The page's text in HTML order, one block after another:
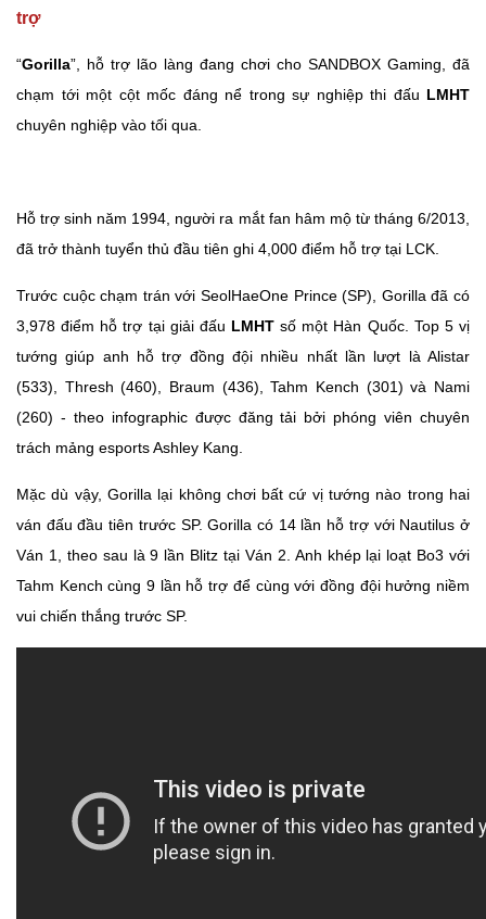
trợ
“Gorilla”, hỗ trợ lão làng đang chơi cho SANDBOX Gaming, đã
chạm tới một cột mốc đáng nể trong sự nghiệp thi đấu LMHT
chuyên nghiệp vào tối qua.
Hỗ trợ sinh năm 1994, người ra mắt fan hâm mộ từ tháng 6/2013,
đã trở thành tuyển thủ đầu tiên ghi 4,000 điểm hỗ trợ tại LCK.
Trước cuộc chạm trán với SeolHaeOne Prince (SP), Gorilla đã có
3,978 điểm hỗ trợ tại giải đấu LMHT số một Hàn Quốc. Top 5 vị
tướng giúp anh hỗ trợ đồng đội nhiều nhất lần lượt là Alistar
(533), Thresh (460), Braum (436), Tahm Kench (301) và Nami
(260) - theo infographic được đăng tải bởi phóng viên chuyên
trách mảng esports Ashley Kang.
Mặc dù vậy, Gorilla lại không chơi bất cứ vị tướng nào trong hai
ván đấu đầu tiên trước SP. Gorilla có 14 lần hỗ trợ với Nautilus ở
Ván 1, theo sau là 9 lần Blitz tại Ván 2. Anh khép lại loạt Bo3 với
Tahm Kench cùng 9 lần hỗ trợ để cùng với đồng đội hưởng niềm
vui chiến thắng trước SP.